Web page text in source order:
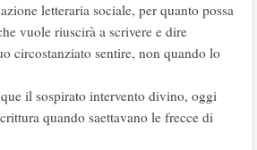
letteraria sociale, per quanto possa
vuole riuscirà a scrivere e dire
circostanziato sentire, non quando lo
il sospirato intervento divino, oggi
quando saettavano le frecce di